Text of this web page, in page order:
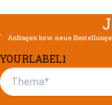
Anfragen bzw. neue
YOURLABEL1